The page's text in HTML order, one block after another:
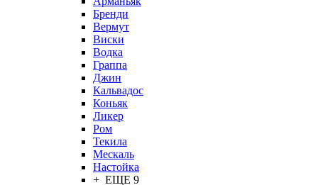
Бренди
Вермут
Виски
Водка
Граппа
Джин
Кальвадос
Коньяк
Ликер
Ром
Текила
Мескаль
Настойка
+ ЕЩЕ 9